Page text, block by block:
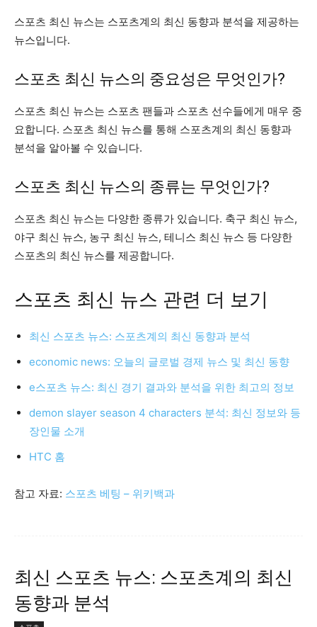
스포츠 최신 뉴스는 스포츠계의 최신 동향과 분석을 제공하는
뉴스입니다.
스포츠 최신 뉴스의 중요성은 무엇인가?
스포츠 최신 뉴스는 스포츠 팬들과 스포츠 선수들에게 매우 중
요합니다. 스포츠 최신 뉴스를 통해 스포츠계의 최신 동향과
분석을 알아볼 수 있습니다.
스포츠 최신 뉴스의 종류는 무엇인가?
스포츠 최신 뉴스는 다양한 종류가 있습니다. 축구 최신 뉴스,
야구 최신 뉴스, 농구 최신 뉴스, 테니스 최신 뉴스 등 다양한
스포츠의 최신 뉴스를 제공합니다.
스포츠 최신 뉴스 관련 더 보기
최신 스포츠 뉴스: 스포츠계의 최신 동향과 분석
economic news: 오늘의 글로벌 경제 뉴스 및 최신 동향
e스포츠 뉴스: 최신 경기 결과와 분석을 위한 최고의 정보
demon slayer season 4 characters 분석: 최신 정보와 등
장인물 소개
HTC 홈
참고 자료: 스포츠 베팅 – 위키백과
최신 스포츠 뉴스: 스포츠계의 최신
동향과 분석